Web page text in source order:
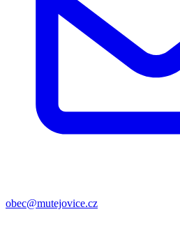
obec@mutejovice.cz